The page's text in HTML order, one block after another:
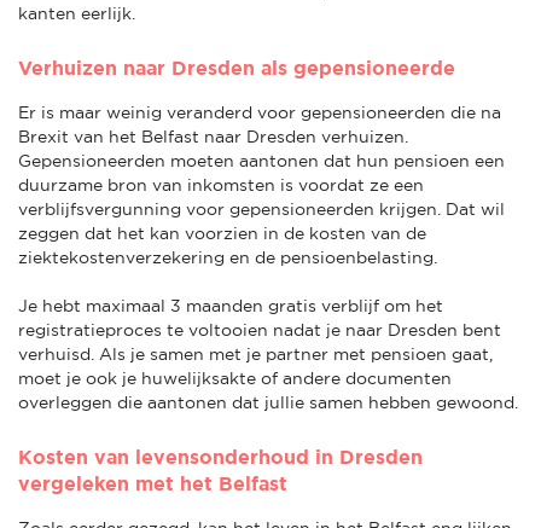
kanten eerlijk.
Verhuizen naar Dresden als gepensioneerde
Er is maar weinig veranderd voor gepensioneerden die na
Brexit van het Belfast naar Dresden verhuizen.
Gepensioneerden moeten aantonen dat hun pensioen een
duurzame bron van inkomsten is voordat ze een
verblijfsvergunning voor gepensioneerden krijgen. Dat wil
zeggen dat het kan voorzien in de kosten van de
ziektekostenverzekering en de pensioenbelasting.
Je hebt maximaal 3 maanden gratis verblijf om het
registratieproces te voltooien nadat je naar Dresden bent
verhuisd. Als je samen met je partner met pensioen gaat,
moet je ook je huwelijksakte of andere documenten
overleggen die aantonen dat jullie samen hebben gewoond.
Kosten van levensonderhoud in Dresden
vergeleken met het Belfast